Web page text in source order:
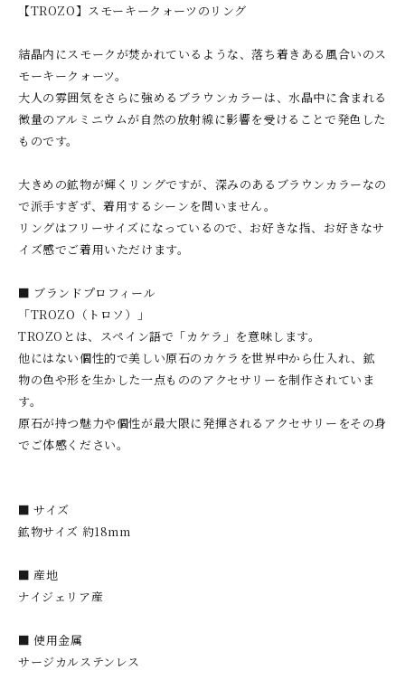
【TROZO】スモーキークォーツのリング
結晶内にスモークが焚かれているような、落ち着きある風合いのス
モーキークォーツ。
大人の雰囲気をさらに強めるブラウンカラーは、水晶中に含まれる
微量のアルミニウムが自然の放射線に影響を受けることで発色した
ものです。
大きめの鉱物が輝くリングですが、深みのあるブラウンカラーなの
で派手すぎず、着用するシーンを問いません。
リングはフリーサイズになっているので、お好きな指、お好きなサ
イズ感でご着用いただけます。
■ ブランドプロフィール
「TROZO（トロソ）」
TROZOとは、スペイン語で「カケラ」を意味します。
他にはない個性的で美しい原石のカケラを世界中から仕入れ、鉱
物の色や形を生かした一点もののアクセサリーを制作されていま
す。
原石が持つ魅力や個性が最大限に発揮されるアクセサリーをその身
でご体感ください。
■ サイズ
鉱物サイズ 約18mm
■ 産地
ナイジェリア産
■ 使用金属
サージカルステンレス